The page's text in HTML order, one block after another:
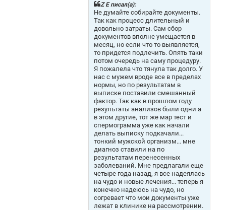
Z Е писал(а):
Не думайте собирайте документы.
Так как процесс длительный и
довольно затраты. Сам сбор
документов вполне умещается в
месяц, но если что то выявляется,
то придется подлечить. Опять таки
потом очередь на саму процедуру.
Я пожалела что тянула так долго. У
нас с мужем вроде все в пределах
нормы, но по результатам в
выписке поставили смешанный
фактор. Так как в прошлом году
результаты анализов были одни а
в этом другие, тот же мар тест и
спермограмма уже как начали
делать выписку подкачали...
тонкий мужской организм... мне
диагноз ставили на по
результатам перенесенных
заболеваний. Мне предлагали еще
четыре года назад, я все надеялась
на чудо и новые лечения... теперь я
конечно надеюсь на чудо, но
согревает что мои документы уже
лежат в клинике на рассмотрении.